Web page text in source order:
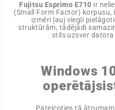
Fujitsu Esprimo E710 ir
(Small Form Factor)
izmēri ļauj viegli
struktūrām, tādējādi
stils uzsver
Windows
Pateicoties tā